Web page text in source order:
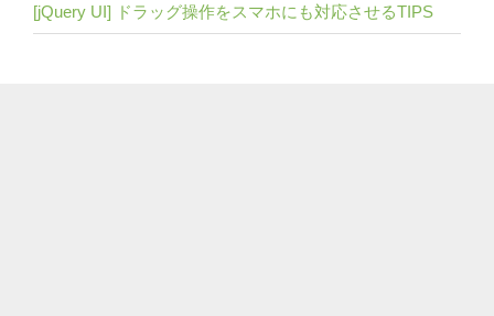
[jQuery UI] ドラッグ操作をスマホにも対応させるTIPS